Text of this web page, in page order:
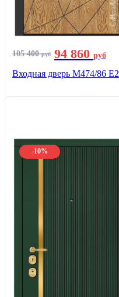
105 400руб 94 860 руб
Входная дверь М474/86 Е2
-10%